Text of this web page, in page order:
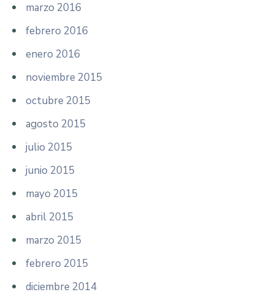
marzo 2016
febrero 2016
enero 2016
noviembre 2015
octubre 2015
agosto 2015
julio 2015
junio 2015
mayo 2015
abril 2015
marzo 2015
febrero 2015
diciembre 2014